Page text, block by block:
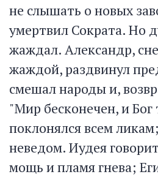
не слышать о новых
умертвил Сократа. Но
жаждал. Александр,
жаждой, раздвинул
смешал народы и,
"Мир бесконечен, и
поклонялся всем
неведом. Иудея
мощь и пламя гнева;